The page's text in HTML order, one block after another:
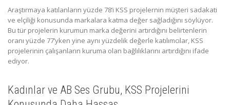
Araştırmaya katılanların yüzde 78’i KSS projelernin müşteri sadakati
ve elçiliği konusunda markalara katma değer sağladığını söylüyor.
Bu tür projelerin kurumun marka değerini artırdığını belirtenlerin
oranı yüzde 77’yken yine aynı yüzdelik değerle katılımcılar, KSS
projelerinin çalışanların kuruma olan bağlılıklarını artırdığını ifade
ediyor.
Kadınlar ve AB Ses Grubu, KSS Projelerini